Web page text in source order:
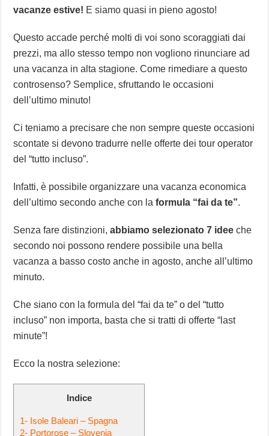
vacanze estive! E siamo quasi in pieno agosto!
Questo accade perché molti di voi sono scoraggiati dai
prezzi, ma allo stesso tempo non vogliono rinunciare ad
una vacanza in alta stagione. Come rimediare a questo
controsenso? Semplice, sfruttando le occasioni
dell’ultimo minuto!
Ci teniamo a precisare che non sempre queste occasioni
scontate si devono tradurre nelle offerte dei tour operator
del “tutto incluso”.
Infatti, è possibile organizzare una vacanza economica
dell’ultimo secondo anche con laformula “fai da te”.
Senza fare distinzioni,abbiamo selezionato 7 idee che
secondo noi possono rendere possibile una bella
vacanza a basso costo anche in agosto, anche all’ultimo
minuto.
Che siano con la formula del “fai da te” o del “tutto
incluso” non importa, basta che si tratti di offerte “last
minute”!
Ecco la nostra selezione:
Indice
1- Isole Baleari – Spagna
2- Portorose – Slovenia